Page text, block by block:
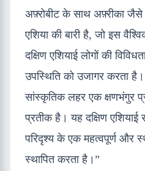
अफ़्रोबीट के साथ अफ़्रीका
एशिया की बारी है, जो इस
दक्षिण एशियाई लोगों की
उपस्थिति को उजागर करता
सांस्कृतिक लहर एक क्षणभंगुर
प्रतीक है। यह दक्षिण एशियाई
परिदृश्य के एक महत्वपूर्ण और
स्थापित करता है।”